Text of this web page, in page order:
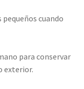
cuando
para conservar
exterior.